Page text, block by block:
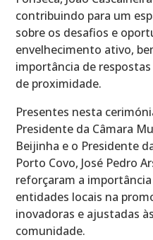
contribuindo para um
sobre os desafios e
envelhecimento ativo,
importância de
de proximidade.
Presentes nesta
Presidente da Câmara
Beijinha e o Presidente
Porto Covo, José Pedro
reforçaram a
entidades locais na
inovadoras e ajustadas
comunidade.